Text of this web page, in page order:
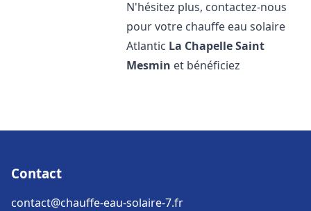
N'hésitez plus, contactez-nous
pour votre chauffe eau solaire
Atlantic La Chapelle Saint
Mesmin et bénéficiez
Contact
contact@chauffe-eau-solaire-7.fr